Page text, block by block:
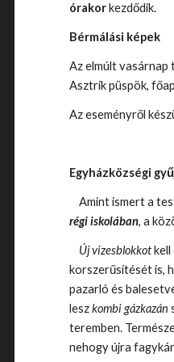
órakorkezdődik.
Bérmálási képek
Az elmúlt
Asztrik püspök,
Az eseményről
Egyházközségi
Amint ismert a
régi iskolában, a
Új vizesblokkotkell
korszerűsítését is,
pazarló és
leszkombi gázkazán
teremben.
nehogy újra